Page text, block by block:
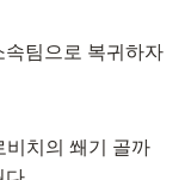
팀으로 복귀하자
치의 쐐기 골까